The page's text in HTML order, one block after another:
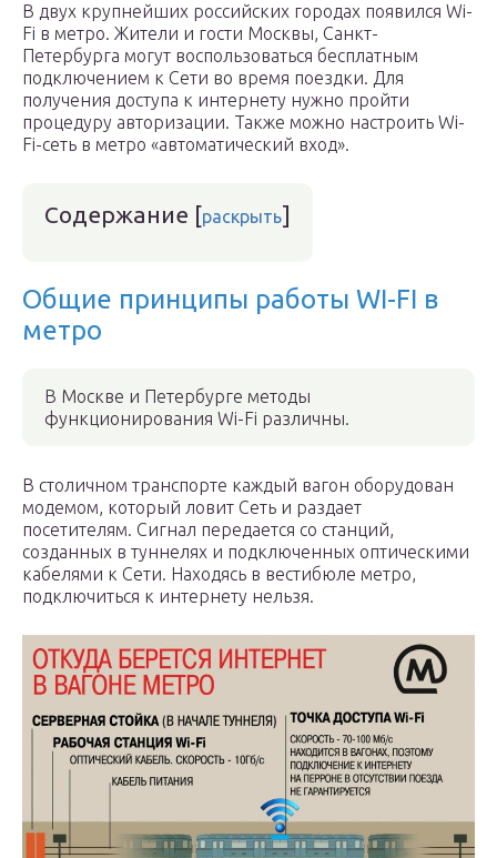
В двух крупнейших российских городах появился Wi-
Fi в метро. Жители и гости Москвы, Санкт-
Петербурга могут воспользоваться бесплатным
подключением к Сети во время поездки. Для
получения доступа к интернету нужно пройти
процедуру авторизации. Также можно настроить Wi-
Fi-сеть в метро «автоматический вход».
Содержание [раскрыть]
Общие принципы работы WI-FI в
метро
В Москве и Петербурге методы
функционирования Wi-Fi различны.
В столичном транспорте каждый вагон оборудован
модемом, который ловит Сеть и раздает
посетителям. Сигнал передается со станций,
созданных в туннелях и подключенных оптическими
кабелями к Сети. Находясь в вестибюле метро,
подключиться к интернету нельзя.